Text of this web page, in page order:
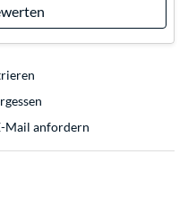
Mail anfordern